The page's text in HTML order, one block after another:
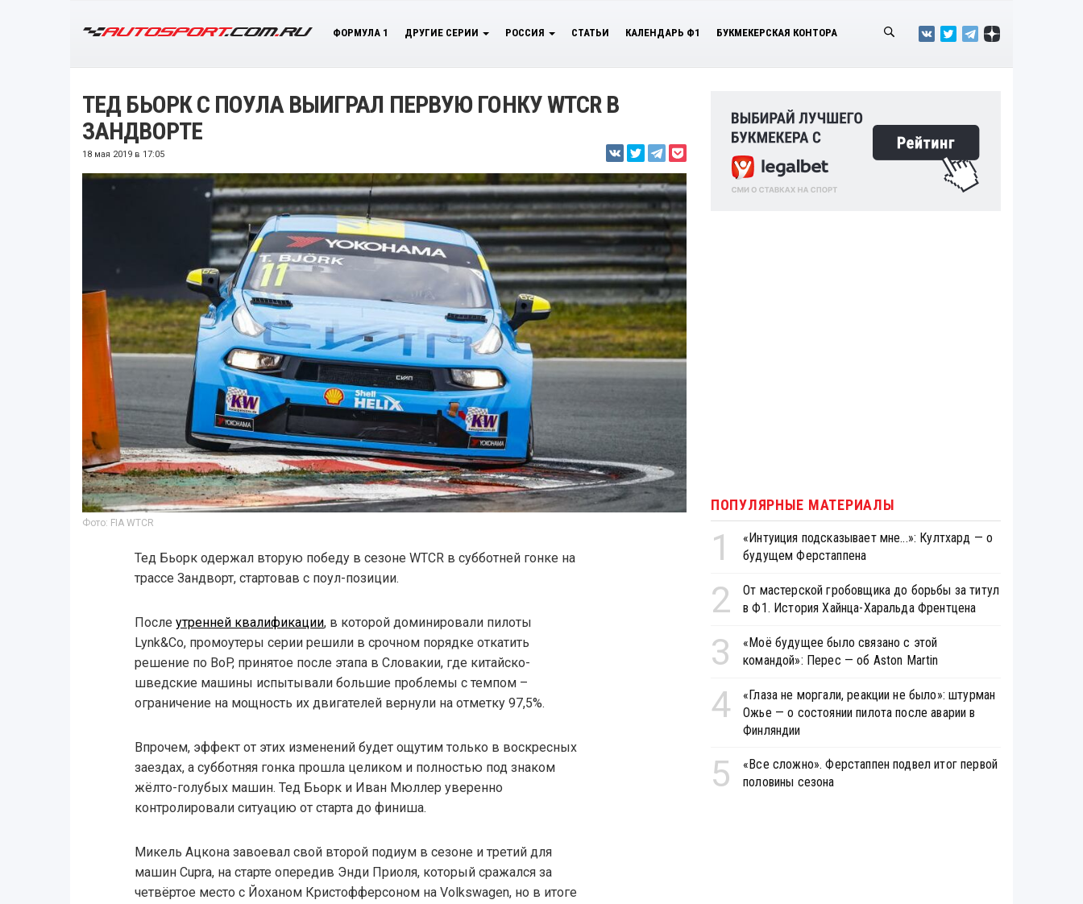
ФОРМУЛА 1 ДРУГИЕ СЕРИИ РОССИЯ СТАТЬИ КАЛЕНДАРЬ Ф1 БУКМЕКЕРСКАЯ КОНТОРА
ТЕД БЬОРК С ПОУЛА ВЫИГРАЛ ПЕРВУЮ ГОНКУ WTCR В
ЗАНДВОРТЕ
18 мая 2019 в 17:05
Фото: FIA WTCR
Тед Бьорк одержал вторую победу в сезоне WTCR в субботней гонке на
трассе Зандворт, стартовав с поул-позиции.
После утренней квалификации, в которой доминировали пилоты
Lynk&Co, промоутеры серии решили в срочном порядке откатить
решение по BoP, принятое после этапа в Словакии, где китайско-
шведские машины испытывали большие проблемы с темпом –
ограничение на мощность их двигателей вернули на отметку 97,5%.
Впрочем, эффект от этих изменений будет ощутим только в воскресных
заездах, а субботняя гонка прошла целиком и полностью под знаком
жёлто-голубых машин. Тед Бьорк и Иван Мюллер уверенно
контролировали ситуацию от старта до финиша.
Микель Ацкона завоевал свой второй подиум в сезоне и третий для
машин Cupra, на старте опередив Энди Приоля, который сражался за
четвёртое место с Йоханом Кристофферсоном на Volkswagen, но в итоге
ПОПУЛЯРНЫЕ МАТЕРИАЛЫ
1
«Интуиция подсказывает мне...»: Култхард — о
будущем Ферстаппена
2
От мастерской гробовщика до борьбы за титул
в Ф1. История Хайнца-Харальда Френтцена
3
«Моё будущее было связано с этой
командой»: Перес — об Aston Martin
4
«Глаза не моргали, реакции не было»: штурман
Ожье — о состоянии пилота после аварии в
Финляндии
5
«Все сложно». Ферстаппен подвел итог первой
половины сезона